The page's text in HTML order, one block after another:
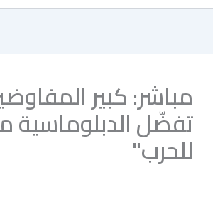
مباشر: كبير
تفضّل
للحرب"